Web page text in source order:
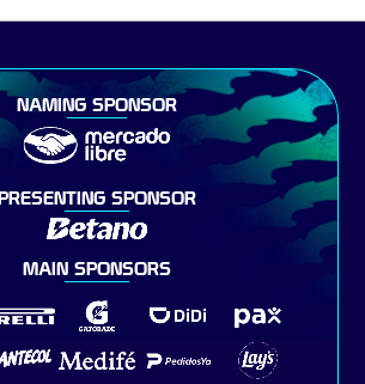
NAMING SPONSOR
PRESENTING SPONSOR
MAIN SPONSORS